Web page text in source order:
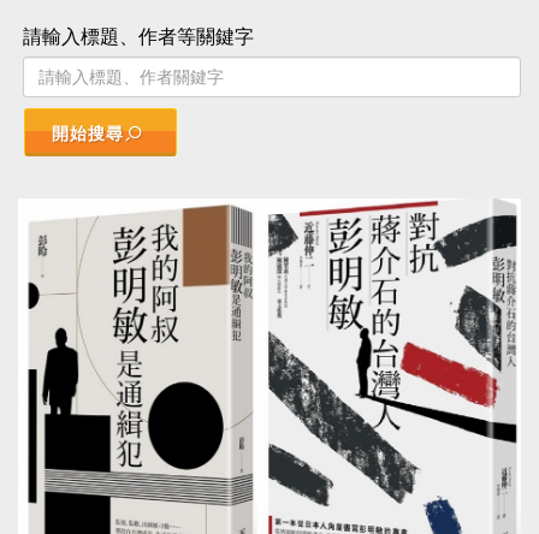
請輸入標題、作者等關鍵字
開始搜尋